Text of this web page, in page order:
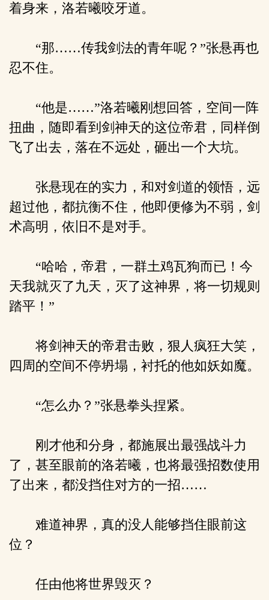
着身来，洛若曦咬牙道。
“那……传我剑法的青年呢？”张悬再也
忍不住。
“他是……”洛若曦刚想回答，空间一阵
扭曲，随即看到剑神天的这位帝君，同样倒
飞了出去，落在不远处，砸出一个大坑。
张悬现在的实力，和对剑道的领悟，远
超过他，都抗衡不住，他即便修为不弱，剑
术高明，依旧不是对手。
“哈哈，帝君，一群土鸡瓦狗而已！今
天我就灭了九天，灭了这神界，将一切规则
踏平！”
将剑神天的帝君击败，狠人疯狂大笑，
四周的空间不停坍塌，衬托的他如妖如魔。
“怎么办？”张悬拳头捏紧。
刚才他和分身，都施展出最强战斗力
了，甚至眼前的洛若曦，也将最强招数使用
了出来，都没挡住对方的一招……
难道神界，真的没人能够挡住眼前这
位？
任由他将世界毁灭？